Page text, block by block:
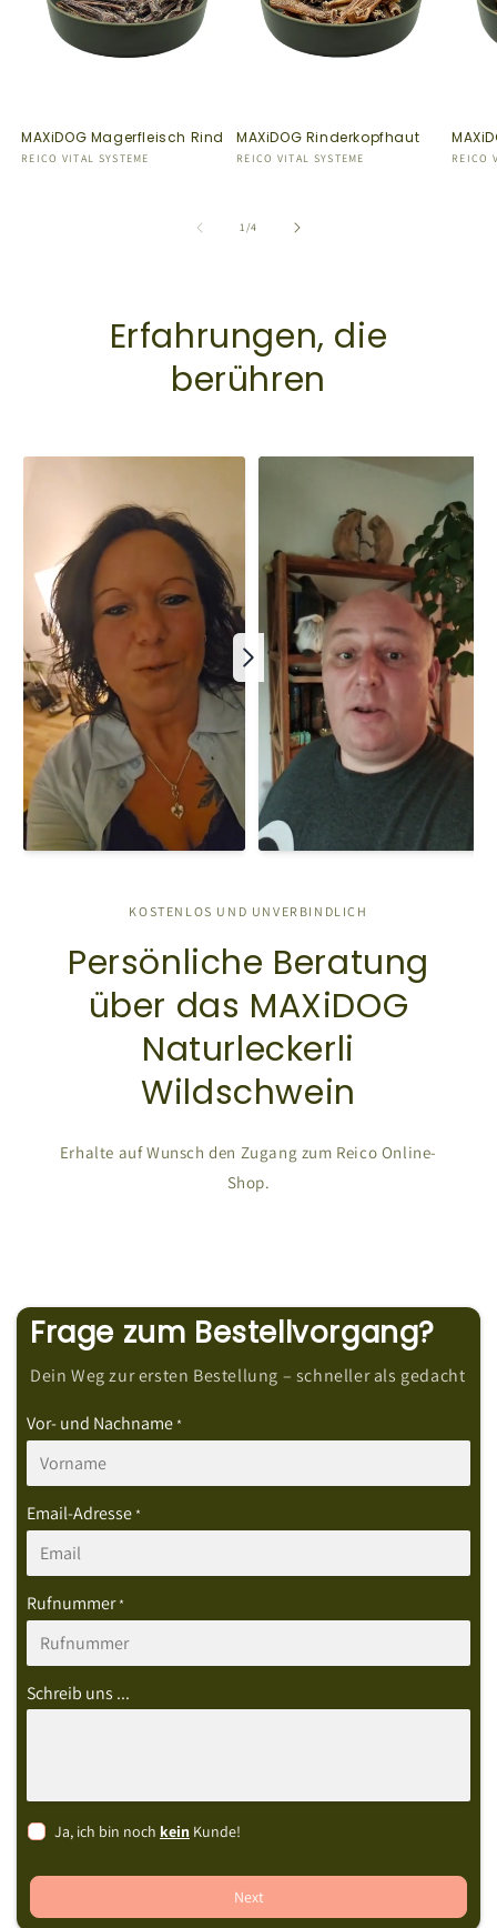
MAXiDOG Magerfleisch Rind
Anbieter:
REICO VITAL SYSTEME
MAXiDOG Rinderkopfhaut
Anbieter:
REICO VITAL SYSTEME REICO
1/von
4
Erfahrungen, die
berühren
KOSTENLOS UND UNVERBINDLICH
Persönliche Beratung
über das MAXiDOG
Naturleckerli
Wildschwein
Erhalte auf Wunsch den Zugang zum Reico Online-
Shop.
Frage zum Bestellvorgang?
Dein Weg zur ersten Bestellung – schneller als gedacht
Vor- und Nachname *
Email-Adresse *
Rufnummer *
Schreib uns ...
Ja, ich bin noch kein Kunde!
Next